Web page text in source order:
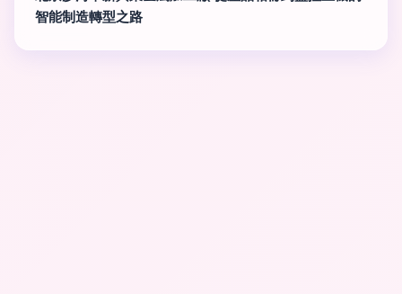
智能制造轉型之路